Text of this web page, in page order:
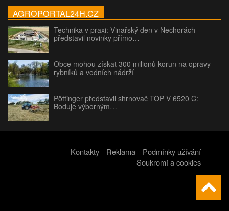
AGROPORTAL24H.CZ
Technika v praxi: Vinařský den v Nechorách
představil novinky přímo…
Obce mohou získat 300 milionů korun na opravy
rybníků a vodních nádrží
Pöttinger představil shrnovač TOP V 6520 C:
Boduje výborným…
Kontakty Reklama
Podmínky užívání
Soukromí a cookies